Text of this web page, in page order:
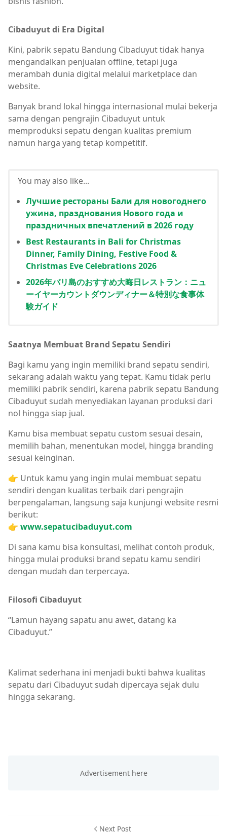
Cibaduyut di Era Digital
Kini, pabrik sepatu Bandung Cibaduyut tidak hanya
mengandalkan penjualan offline, tetapi juga
merambah dunia digital melalui marketplace dan
website.
Banyak brand lokal hingga internasional mulai bekerja
sama dengan pengrajin Cibaduyut untuk
memproduksi sepatu dengan kualitas premium
namun harga yang tetap kompetitif.
You may also like...
Лучшие рестораны Бали для новогоднего
ужина, празднования Нового года и
праздничных впечатлений в 2026 году
Best Restaurants in Bali for Christmas
Dinner, Family Dining, Festive Food &
Christmas Eve Celebrations 2026
2026年バリ島のおすすめ大晦日レストラン：ニュ
ーイヤーカウントダウンディナー＆特別な食事体
験ガイド
Saatnya Membuat Brand Sepatu Sendiri
Bagi kamu yang ingin memiliki brand sepatu sendiri,
sekarang adalah waktu yang tepat. Kamu tidak perlu
memiliki pabrik sendiri, karena pabrik sepatu Bandung
Cibaduyut sudah menyediakan layanan produksi dari
nol hingga siap jual.
Kamu bisa membuat sepatu custom sesuai desain,
memilih bahan, menentukan model, hingga branding
sesuai keinginan.
👉 Untuk kamu yang ingin mulai membuat sepatu
sendiri dengan kualitas terbaik dari pengrajin
berpengalaman, langsung saja kunjungi website resmi
berikut:
👉 www.sepatucibaduyut.com
Di sana kamu bisa konsultasi, melihat contoh produk,
hingga mulai produksi brand sepatu kamu sendiri
dengan mudah dan terpercaya.
Filosofi Cibaduyut
“Lamun hayang sapatu anu awet, datang ka
Cibaduyut.”
Kalimat sederhana ini menjadi bukti bahwa kualitas
sepatu dari Cibaduyut sudah dipercaya sejak dulu
hingga sekarang.
Next Post